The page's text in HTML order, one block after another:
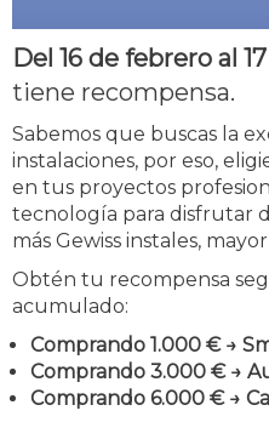
Del 16 de febrero al
tiene recompensa.
Sabemos que buscas la
instalaciones, por eso,
en tus proyectos
tecnología para disfrutar
más Gewiss instales,
Obtén tu recompensa
acumulado:
Comprando 1.000 € →
Comprando 3.000 € →
Comprando 6.000 € →